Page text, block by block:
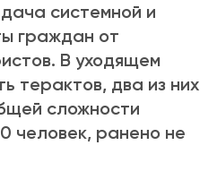
системной и
граждан от
В уходящем
терактов, два из них
сложности
человек, ранено не